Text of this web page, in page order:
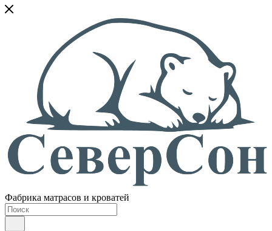
Фабрика матрасов и кроватей